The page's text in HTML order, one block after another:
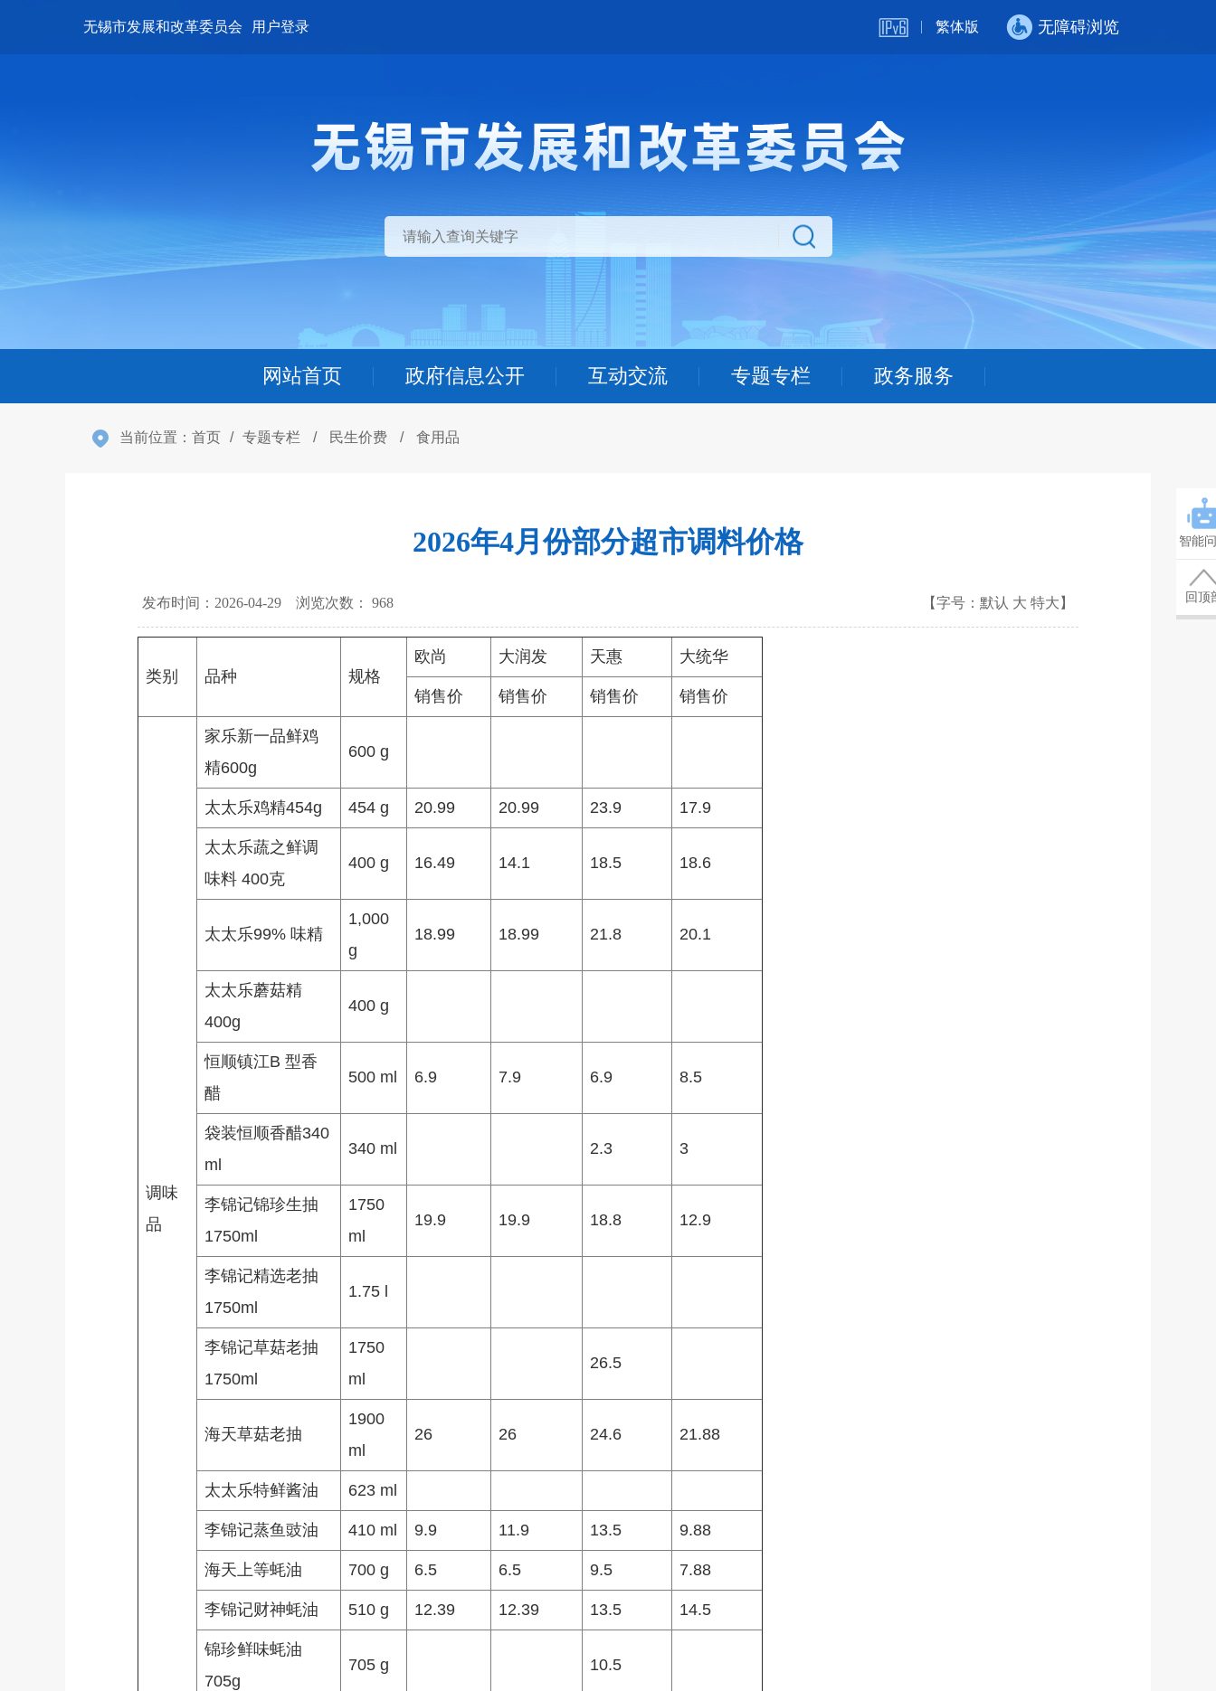
无锡市发展和改革委员会 用户登录 繁体版 无障碍浏览
网站首页 政府信息公开 互动交流 专题专栏 政务服务
当前位置： 首页 / 专题专栏 / 民生价费 / 食用品
2026年4月份部分超市调料价格
发布时间：2026-04-29 浏览次数： 968 【字号： 默认 大 特大 】
类别 品种 规格
欧尚 大润发 天惠 大统华
销售价 销售价 销售价 销售价
调味
品
家乐新一品鲜鸡
精600g
600 g
太太乐鸡精454g 454 g 20.99 20.99 23.9 17.9
太太乐蔬之鲜调
味料 400克
400 g 16.49 14.1 18.5 18.6
太太乐99% 味精
1,000
g
18.99 18.99 21.8 20.1
太太乐蘑菇精
400g
400 g
恒顺镇江B 型香
醋
500 ml 6.9 7.9 6.9 8.5
袋装恒顺香醋340
ml
340 ml 2.3 3
李锦记锦珍生抽
1750ml
1750
ml
19.9 19.9 18.8 12.9
李锦记精选老抽
1750ml
1.75 l
李锦记草菇老抽
1750ml
1750
ml
26.5
海天草菇老抽
1900
ml
26 26 24.6 21.88
太太乐特鲜酱油 623 ml
李锦记蒸鱼豉油 410 ml 9.9 11.9 13.5 9.88
海天上等蚝油 700 g 6.5 6.5 9.5 7.88
李锦记财神蚝油 510 g 12.39 12.39 13.5 14.5
锦珍鲜味蚝油
705g
705 g 10.5
智能
回顶